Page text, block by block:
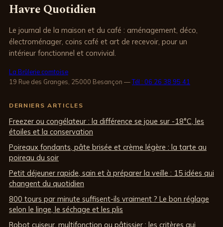
Havre Quotidien
Le journal de la maison et du café : aménagement, déco,
électroménager, coins café et art de recevoir, pour un
intérieur fonctionnel et convivial.
La Brûlerie comtoise
19 Rue des Granges, 25000 Besançon —Tél : 06 26 38 95 41
DERNIERS ARTICLES
Freezer ou congélateur : la différence se joue sur -18°C, les
étoiles et la conservation
Poireaux fondants, pâte brisée et crème légère : la tarte au
poireau du soir
Petit déjeuner rapide, sain et à préparer la veille : 15 idées qui
changent du quotidien
800 tours par minute suffisent-ils vraiment ? Le bon réglage
selon le linge, le séchage et les plis
Robot cuiseur, multifonction ou pâtissier : les critères qui